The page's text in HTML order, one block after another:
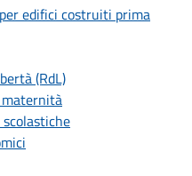
edifici costruiti prima
(RdL)
maternità